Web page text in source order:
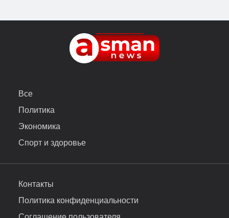
Все
Политика
Экономика
Спорт и здоровье
Контакты
Политика конфиденциальности